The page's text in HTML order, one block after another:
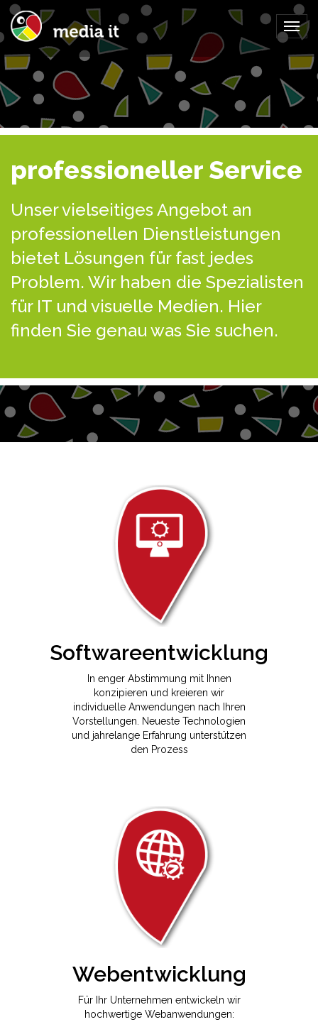
professioneller Service
Unser vielseitiges Angebot an
professionellen Dienstleistungen
bietet Lösungen für fast jedes
Problem. Wir haben die Spezialisten
für IT und visuelle Medien. Hier
finden Sie genau was Sie suchen.
In enger Abstimmung mit Ihnen
konzipieren und kreieren wir
individuelle Anwendungen nach Ihren
Vorstellungen. Neueste Technologien
und jahrelange Erfahrung unterstützen
den Prozess
Webentwicklung
Für Ihr Unternehmen entwickeln wir
hochwertige Webanwendungen: